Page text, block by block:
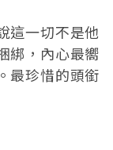
這一切不是他
綁，內心最嚮
最珍惜的頭銜